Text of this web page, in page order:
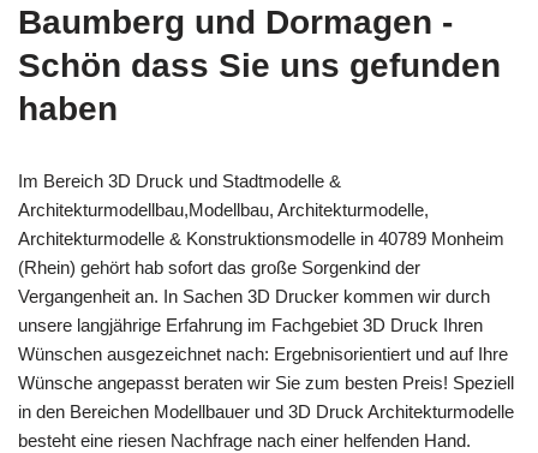
Baumberg und Dormagen -
Schön dass Sie uns gefunden
haben
Im Bereich 3D Druck und Stadtmodelle &
Architekturmodellbau,Modellbau, Architekturmodelle,
Architekturmodelle & Konstruktionsmodelle in 40789 Monheim
(Rhein) gehört hab sofort das große Sorgenkind der
Vergangenheit an. In Sachen 3D Drucker kommen wir durch
unsere langjährige Erfahrung im Fachgebiet 3D Druck Ihren
Wünschen ausgezeichnet nach: Ergebnisorientiert und auf Ihre
Wünsche angepasst beraten wir Sie zum besten Preis! Speziell
in den Bereichen Modellbauer und 3D Druck Architekturmodelle
besteht eine riesen Nachfrage nach einer helfenden Hand.